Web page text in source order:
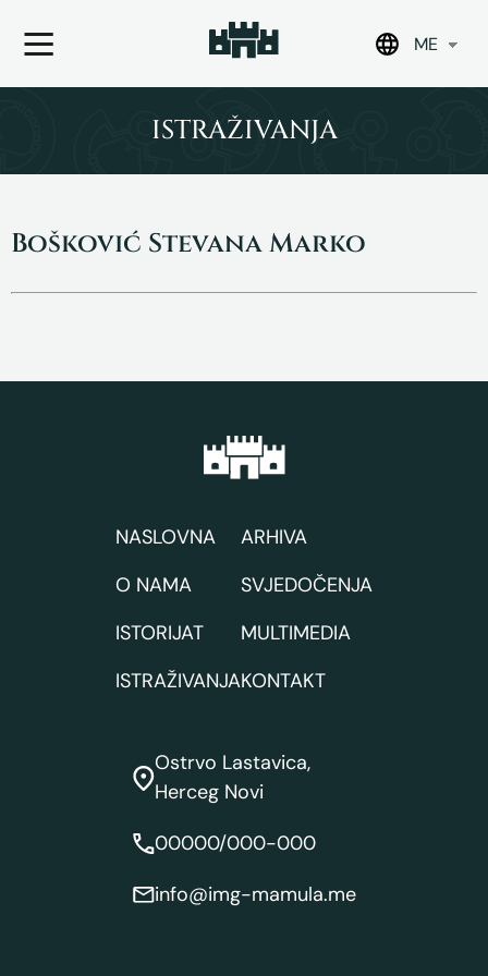
ME
ISTRAŽIVANJA
Bošković Stevana Marko
NASLOVNA
O NAMA
ISTORIJAT
ISTRAŽIVANJA
ARHIVA
SVJEDOČENJA
MULTIMEDIA
KONTAKT
Ostrvo Lastavica,
Herceg Novi
00000/000-000
info@img-mamula.me